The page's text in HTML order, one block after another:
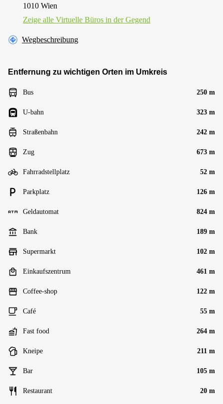
1010 Wien
Zeige alle Virtuelle Büros in der Gegend
Wegbeschreibung
Entfernung zu wichtigen Orten im Umkreis
Bus 250 m
U-bahn 323 m
Straßenbahn 242 m
Zug 673 m
Fahrradstellplatz 52 m
Parkplatz 126 m
Geldautomat 824 m
Bank 189 m
Supermarkt 102 m
Einkaufszentrum 461 m
Coffee-shop 122 m
Café 55 m
Fast food 264 m
Kneipe 211 m
Bar 105 m
Restaurant 20 m